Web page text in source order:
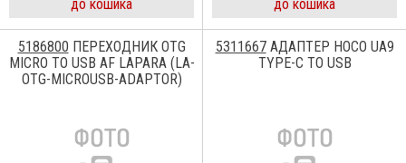
до кошика до кошика
5186800 ПЕРЕХОДНИК OTG
MICRO TO USB AF LAPARA (LA-
OTG-MICROUSB-ADAPTOR)
5311667АДАПТЕР HOCO UA9
TYPE-C TO USB